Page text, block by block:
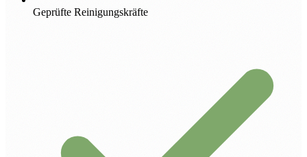
Geprüfte Reinigungskräfte